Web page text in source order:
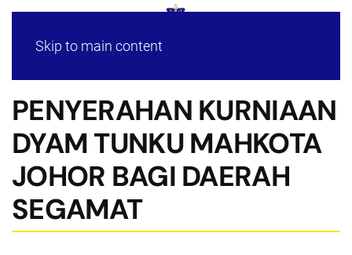
Skip to main content
PENYERAHAN KURNIAAN
DYAM TUNKU MAHKOTA
JOHOR BAGI DAERAH
SEGAMAT